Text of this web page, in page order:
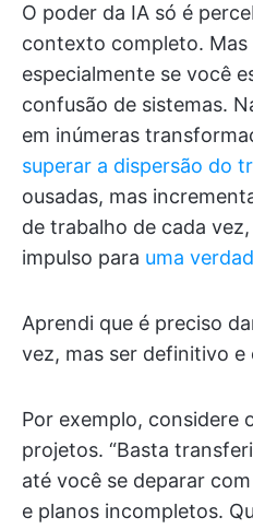
O poder da IA só é
contexto completo. Mas
especialmente se você
confusão de sistemas.
em inúmeras
superar a dispersão do
ousadas, mas
de trabalho de cada
impulso para uma
Aprendi que é preciso
vez, mas ser definitivo e
Por exemplo, considere
projetos. “Basta
até você se deparar
e planos incompletos.